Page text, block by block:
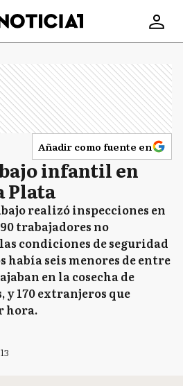
Añadir como fuente en
infantil en
Plata
realizó inspecciones en
trabajadores no
condiciones de seguridad
había seis menores de entre
en la cosecha de
y 170 extranjeros que
hora.